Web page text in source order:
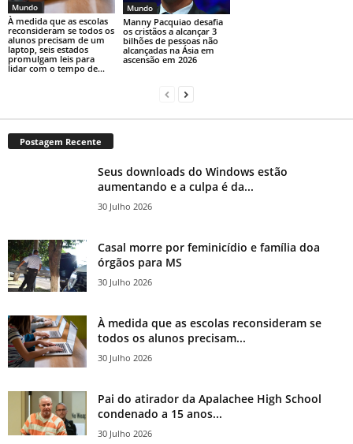
Mundo
À medida que as escolas
reconsideram se todos os
alunos precisam de um
laptop, seis estados
promulgam leis para
lidar com o tempo de...
Mundo
Manny Pacquiao desafia
os cristãos a alcançar 3
bilhões de pessoas não
alcançadas na Ásia em
ascensão em 2026
Postagem Recente
Seus downloads do Windows estão
aumentando e a culpa é da...
30 Julho 2026
Casal morre por feminicídio e família doa
órgãos para MS
30 Julho 2026
À medida que as escolas reconsideram se
todos os alunos precisam...
30 Julho 2026
Pai do atirador da Apalachee High School
condenado a 15 anos...
30 Julho 2026